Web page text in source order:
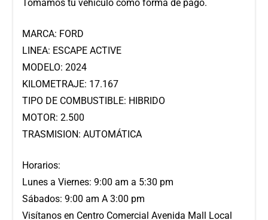
Tomamos tu vehículo como forma de pago.
MARCA: FORD
LINEA: ESCAPE ACTIVE
MODELO: 2024
KILOMETRAJE: 17.167
TIPO DE COMBUSTIBLE: HIBRIDO
MOTOR: 2.500
TRASMISION: AUTOMÁTICA
Horarios:
Lunes a Viernes: 9:00 am a 5:30 pm
Sábados: 9:00 am A 3:00 pm
Visítanos en Centro Comercial Avenida Mall Local